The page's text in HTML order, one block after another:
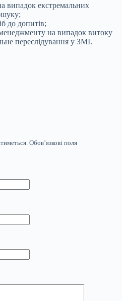
випадок екстремальних
до допитів;
на випадок витоку
переслідування у ЗМІ.
Обов’язкові поля